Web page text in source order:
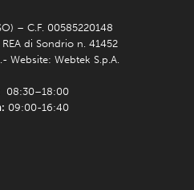
– C.F. 00585220148
di Sondrio n. 41452
Website: Webtek S.p.A.
08:30–18:00
09:00-16:40